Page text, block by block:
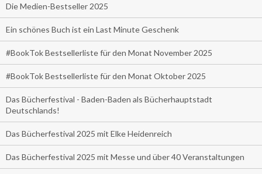
Die Medien-Bestseller 2025
Ein schönes Buch ist ein Last Minute Geschenk
#BookTok Bestsellerliste für den Monat November 2025
#BookTok Bestsellerliste für den Monat Oktober 2025
Das Bücherfestival - Baden-Baden als Bücherhauptstadt
Deutschlands!
Das Bücherfestival 2025 mit Elke Heidenreich
Das Bücherfestival 2025 mit Messe und über 40 Veranstaltungen